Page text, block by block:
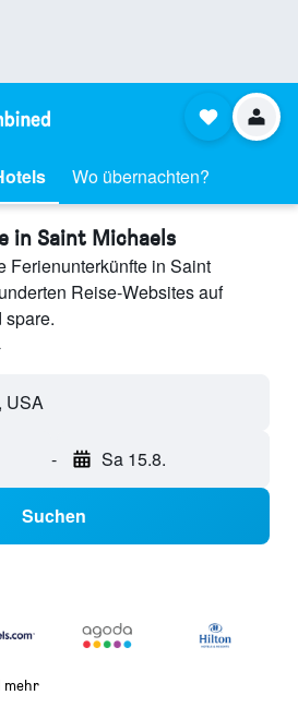
Wo übernachten?
in Saint Michaels
Ferienunterkünfte in Saint
Reise-Websites auf
spare.
USA
- Sa 15.8.
Suchen
mehr